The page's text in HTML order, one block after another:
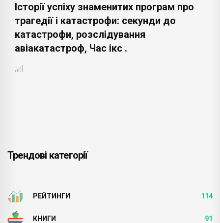
Історії успіху трьох знаменитих на весь
світ телешоу: Битви екстрасенсів, магії
Девіда Копперфільда, магії Крісса
Енджела .
Трендові категорії
РЕЙТИНГИ 114
КНИГИ 91